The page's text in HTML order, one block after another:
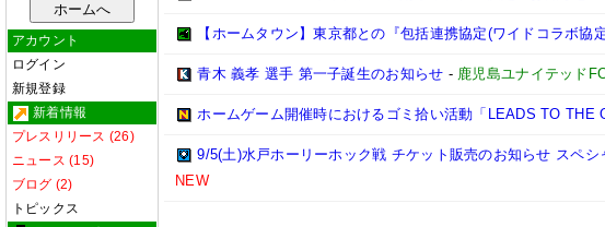
アカウント
ログイン
新規登録
新着情報
プレスリリース (26)
ニュース (15)
ブログ (2)
トピックス
【ホームタウン】東京都との『包括連携協定(ワイドコラボ協
青木 義孝 選手 第一子誕生のお知らせ - 鹿児島ユナイテッド
ホームゲーム開催時におけるゴミ拾い活動「LEADS TO THE
9/5(土)水戸ホーリーホック戦 チケット販売のお知らせ スペ
NEW